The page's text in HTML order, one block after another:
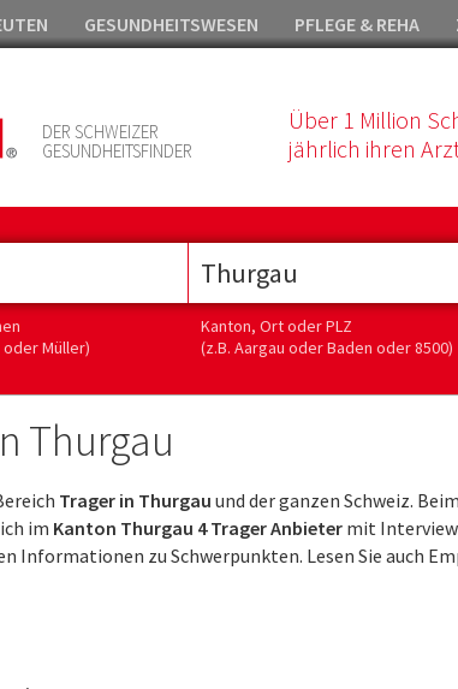
GESUNDHEITSWESEN PFLEGE & REHA
DER SCHWEIZER
GESUNDHEITSFINDER
Über 1 Million
jährlich ihren
Müller)
Kanton, Ort oder PLZ
(z.B. Aargau oder Baden oder 8500)
Thurgau
Trager in Thurgau und der ganzen Schweiz.
im Kanton Thurgau 4 Trager Anbieter mit
Informationen zu Schwerpunkten. Lesen Sie auch